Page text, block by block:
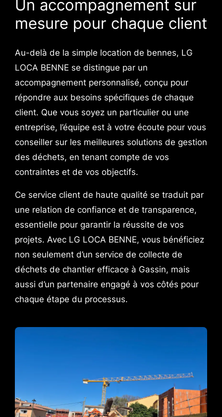
Un accompagnement sur
mesure pour chaque client
Au-delà de la simple location de bennes, LG
LOCA BENNE se distingue par un
accompagnement personnalisé, conçu pour
répondre aux besoins spécifiques de chaque
client. Que vous soyez un particulier ou une
entreprise, l’équipe est à votre écoute pour vous
conseiller sur les meilleures solutions de gestion
des déchets, en tenant compte de vos
contraintes et de vos objectifs.
Ce service client de haute qualité se traduit par
une relation de confiance et de transparence,
essentielle pour garantir la réussite de vos
projets. Avec LG LOCA BENNE, vous bénéficiez
non seulement d’un service de collecte de
déchets de chantier efficace à Gassin, mais
aussi d’un partenaire engagé à vos côtés pour
chaque étape du processus.